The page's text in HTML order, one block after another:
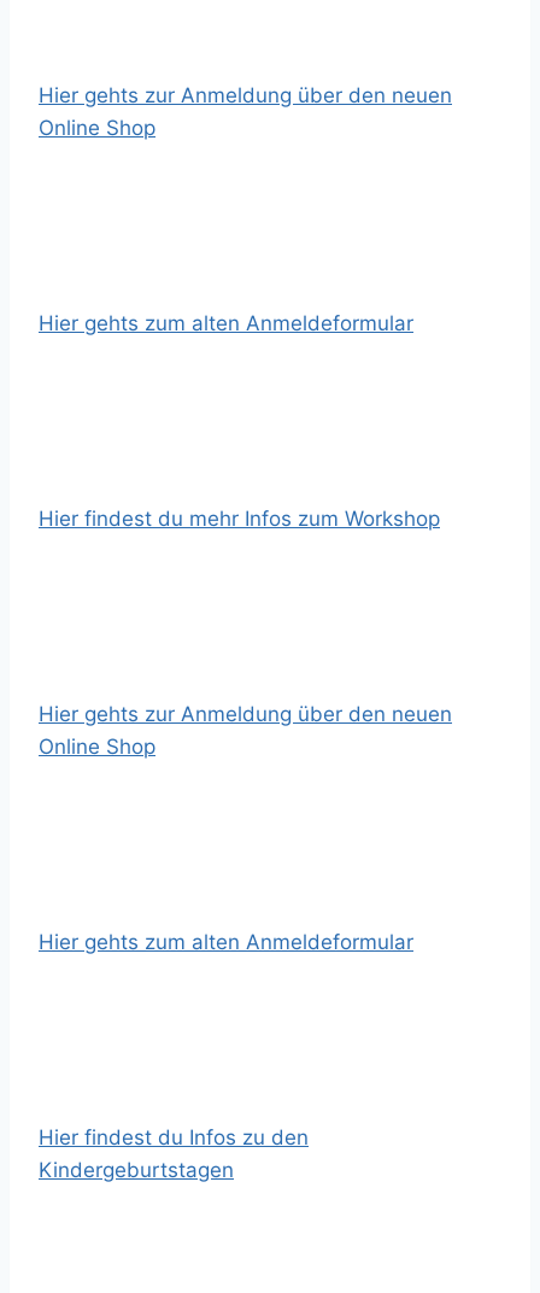
Hier gehts zur Anmeldung über den neuen
Online Shop
Hier gehts zum alten Anmeldeformular
Hier findest du mehr Infos zum Workshop
Hier gehts zur Anmeldung über den neuen
Online Shop
Hier gehts zum alten Anmeldeformular
Hier findest du Infos zu den
Kindergeburtstagen